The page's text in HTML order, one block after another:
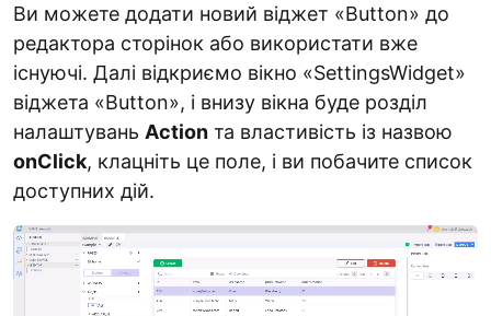
Ви можете додати новий віджет «Button» до
редактора сторінок або використати вже
існуючі. Далі відкриємо вікно «SettingsWidget»
віджета «Button», і внизу вікна буде розділ
налаштувань Action та властивість із назвою
onClick, клацніть це поле, і ви побачите список
доступних дій.